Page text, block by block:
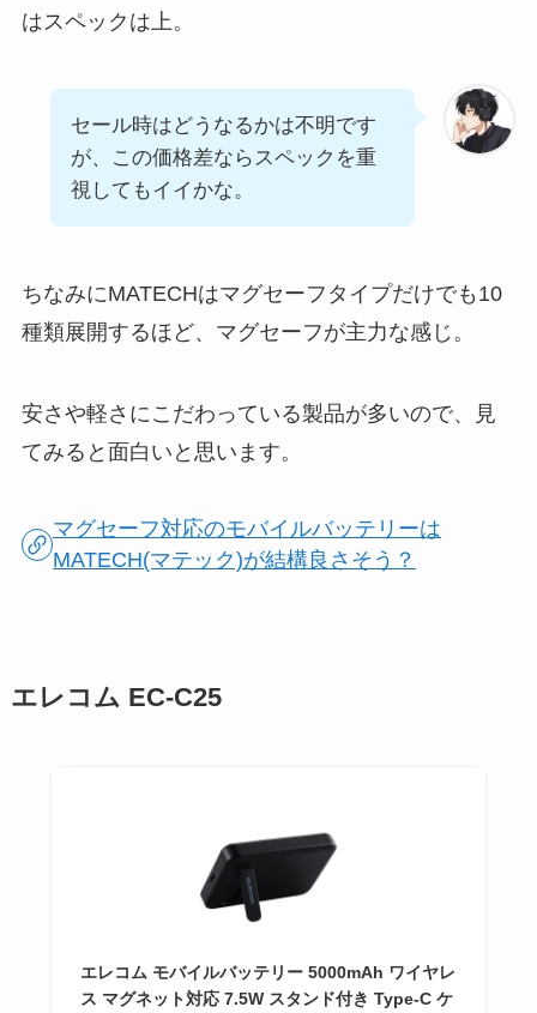
はスペックは上。
セール時はどうなるかは不明です
が、この価格差ならスペックを重
視してもイイかな。
ちなみにMATECHはマグセーフタイプだけでも10
種類展開するほど、マグセーフが主力な感じ。
安さや軽さにこだわっている製品が多いので、見
てみると面白いと思います。
マグセーフ対応のモバイルバッテリーは
MATECH(マテック)が結構良さそう？
エレコム EC-C25
エレコム モバイルバッテリー 5000mAh ワイヤレ
ス マグネット対応 7.5W スタンド付き Type-C ケ